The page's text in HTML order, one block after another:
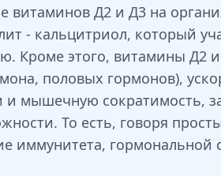
витаминов Д2 и Д3 на
- кальцитриол, который
Кроме этого, витамины Д2
половых гормонов),
мышечную сократимость,
То есть, говоря
иммунитета, гормональной